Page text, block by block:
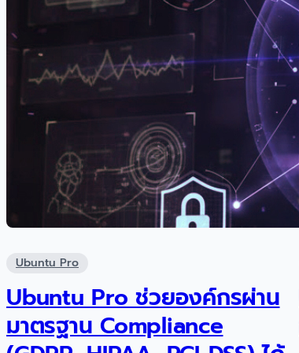
Ubuntu Pro
Ubuntu Pro ช่วยองค์กรผ่าน
มาตรฐาน Compliance